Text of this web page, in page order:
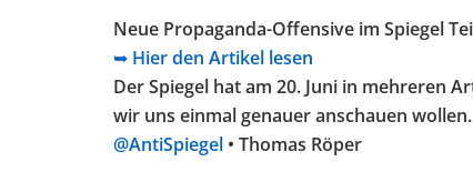
Neue Propaganda-Offensive im Spiegel
➥ Hier den Artikel lesen
Der Spiegel hat am 20. Juni in mehreren
wir uns einmal genauer anschauen wollen.
@AntiSpiegel • Thomas Röper